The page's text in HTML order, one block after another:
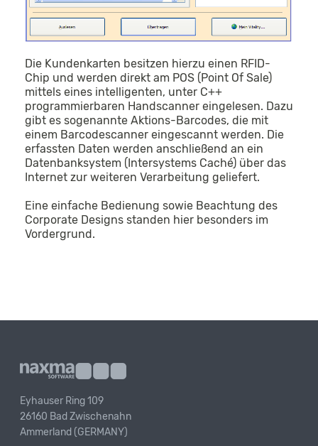
Die Kundenkarten besitzen hierzu einen RFID-
Chip und werden direkt am POS (Point Of Sale)
mittels eines intelligenten, unter C++
programmierbaren Handscanner eingelesen. Dazu
gibt es sogenannte Aktions-Barcodes, die mit
einem Barcodescanner eingescannt werden. Die
erfassten Daten werden anschließend an ein
Datenbanksystem (Intersystems Caché) über das
Internet zur weiteren Verarbeitung geliefert.
Eine einfache Bedienung sowie Beachtung des
Corporate Designs standen hier besonders im
Vordergrund.
Eyhauser Ring 109
26160 Bad Zwischenahn
Ammerland (GERMANY)